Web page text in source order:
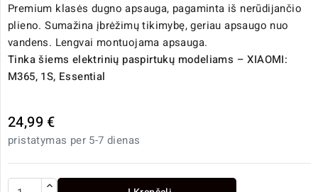
Premium klasės dugno apsauga, pagaminta iš nerūdijančio
plieno. Sumažina įbrėžimų tikimybę, geriau apsaugo nuo
vandens. Lengvai montuojama apsauga.
Tinka šiems elektrinių paspirtukų modeliams – XIAOMI:
M365, 1S, Essential
24,99 €
pristatymas per 5-7 dienas